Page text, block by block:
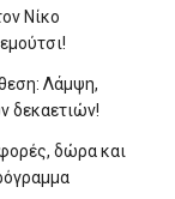
Νίκο
Λάμψη,
δεκαετιών!
δώρα και